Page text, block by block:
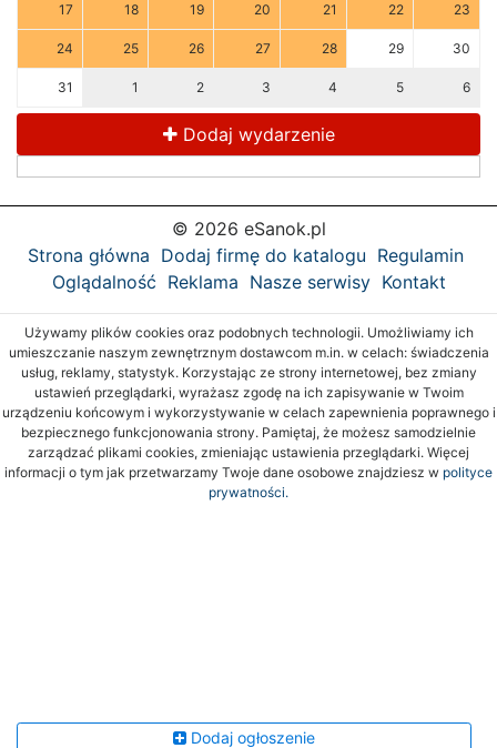
17 18 19 20 21 22 23
24 25 26 27 28 29 30
31 1 2 3 4 5 6
Dodaj wydarzenie
© 2026 eSanok.pl
Strona główna Dodaj firmę do katalogu Regulamin
Oglądalność Reklama Nasze serwisy Kontakt
Używamy plików cookies oraz podobnych technologii. Umożliwiamy ich
umieszczanie naszym zewnętrznym dostawcom m.in. w celach: świadczenia
usług, reklamy, statystyk. Korzystając ze strony internetowej, bez zmiany
ustawień przeglądarki, wyrażasz zgodę na ich zapisywanie w Twoim
urządzeniu końcowym i wykorzystywanie w celach zapewnienia poprawnego i
bezpiecznego funkcjonowania strony. Pamiętaj, że możesz samodzielnie
zarządzać plikami cookies, zmieniając ustawienia przeglądarki. Więcej
informacji o tym jak przetwarzamy Twoje dane osobowe znajdziesz w polityce
prywatności.
Dodaj ogłoszenie